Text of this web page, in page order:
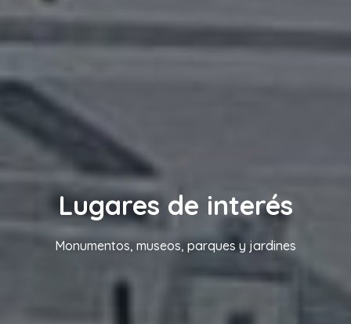
Lugares de interés
Monumentos, museos, parques y jardines